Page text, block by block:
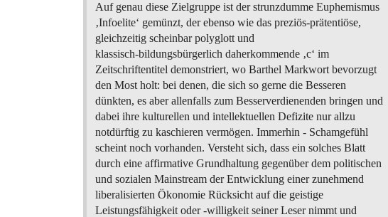
Auf genau diese Zielgruppe ist der strunzdumme Euphemismus
‚Infoelite‘ gemünzt, der ebenso wie das preziös-prätentiöse,
gleichzeitig scheinbar polyglott und
klassisch-bildungsbürgerlich daherkommende ‚c‘ im
Zeitschriftentitel demonstriert, wo Barthel Markwort bevorzugt
den Most holt: bei denen, die sich so gerne die Besseren
dünkten, es aber allenfalls zum Besserverdienenden bringen und
dabei ihre kulturellen und intellektuellen Defizite nur allzu
notdürftig zu kaschieren vermögen. Immerhin - Schamgefühl
scheint noch vorhanden. Versteht sich, dass ein solches Blatt
durch eine affirmative Grundhaltung gegenüber dem politischen
und sozialen Mainstream der Entwicklung einer zunehmend
liberalisierten Ökonomie Rücksicht auf die geistige
Leistungsfähigkeit oder -willigkeit seiner Leser nimmt und